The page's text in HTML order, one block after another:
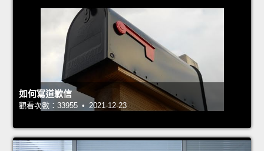
如何寫道歉信
觀看次數：33955 • 2021-12-23